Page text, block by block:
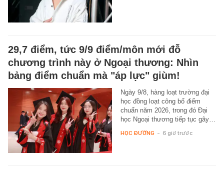
29,7 điểm, tức 9/9 điểm/môn mới đỗ
chương trình này ở Ngoại thương: Nhìn
bảng điểm chuẩn mà "áp lực" giùm!
Ngày 9/8, hàng loạt trường đại
học đồng loạt công bố điểm
chuẩn năm 2026, trong đó Đại
học Ngoại thương tiếp tục gây…
HỌC ĐƯỜNG - 6 giờ trước